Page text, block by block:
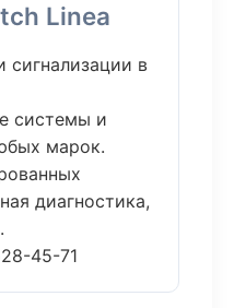
Linea
в
системы и
марок.
диагностика,
45-71